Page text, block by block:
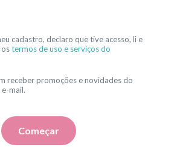
cadastro, declaro que tive acesso, li e
termos de uso e serviços do
receber promoções e novidades do
mail.
Começar